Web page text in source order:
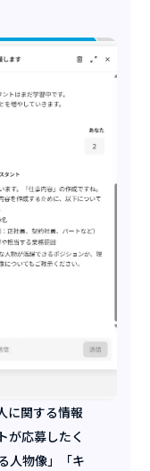
に関する情報
が応募したく
人物像」「キ